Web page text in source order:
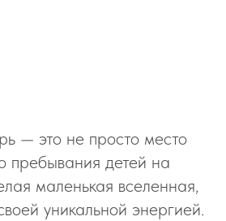
— это не просто место
пребывания детей на
маленькая вселенная,
уникальной энергией.